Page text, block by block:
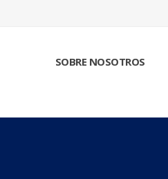
SOBRE NOSOTROS